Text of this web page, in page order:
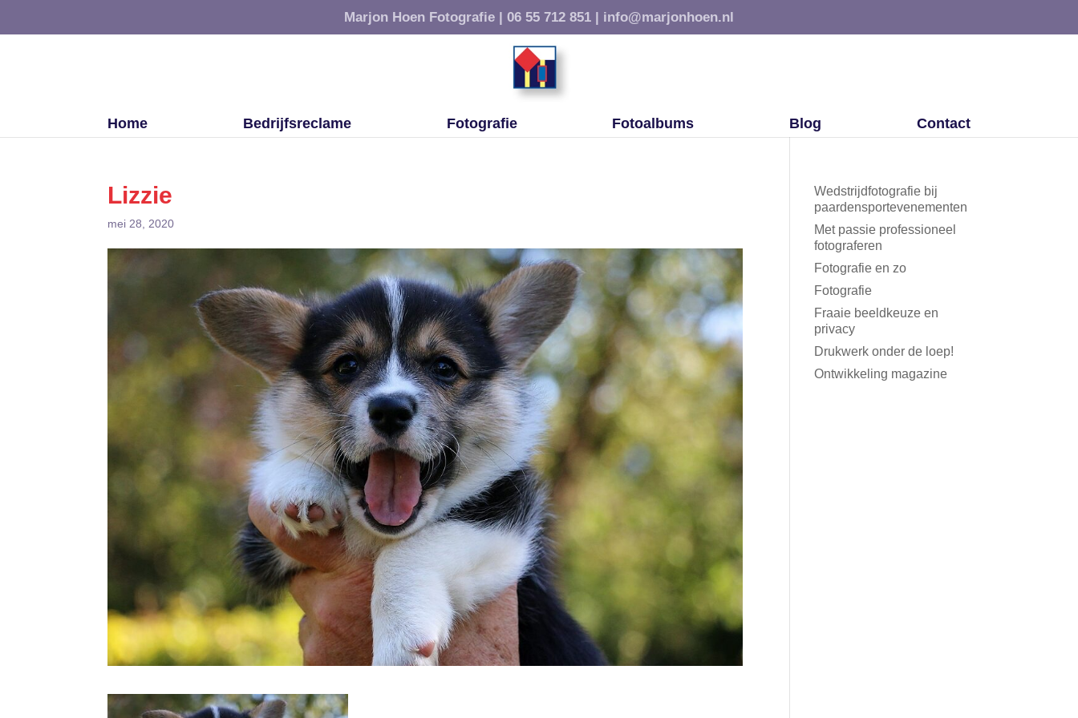
Marjon Hoen Fotografie | 06 55 712 851 | info@marjonhoen.nl
Home Bedrijfsreclame Fotografie Fotoalbums Blog Contact
Lizzie
mei 28, 2020
Wedstrijdfotografie bij
paardensportevenementen
Met passie professioneel
fotograferen
Fotografie en zo
Fotografie
Fraaie beeldkeuze en
privacy
Drukwerk onder de loep!
Ontwikkeling magazine